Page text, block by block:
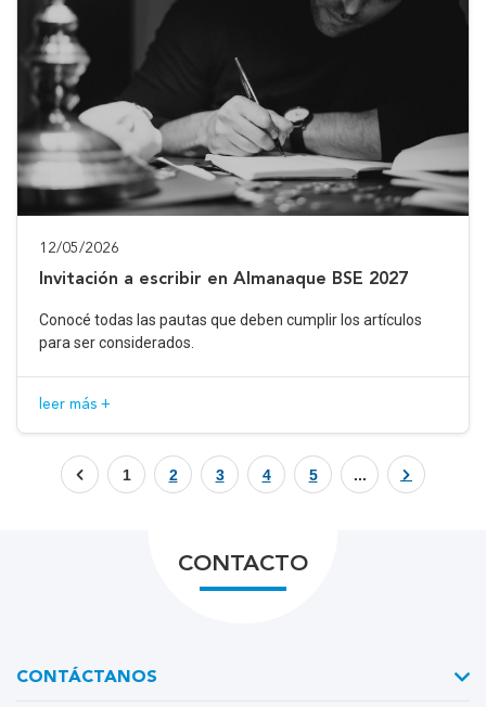
12/05/2026
Invitación a escribir en Almanaque BSE 2027
Conocé todas las pautas que deben cumplir los artículos
para ser considerados.
leer más +
1 2 3 4 5 ...
CONTACTO
CONTÁCTANOS